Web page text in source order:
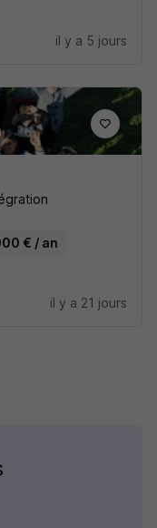
il y a 5 jours
€ / an
il y a 21 jours